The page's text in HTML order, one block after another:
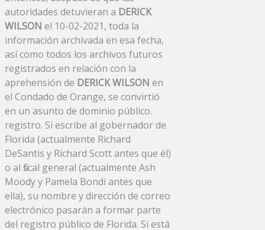
autoridades detuvieran a DERICK
WILSON el 10-02-2021, toda la
información archivada en esa fecha,
así como todos los archivos futuros
registrados en relación con la
aprehensión de DERICK WILSON en
el Condado de Orange, se convirtió
en un asunto de dominio público.
registro. Si escribe al gobernador de
Florida (actualmente Richard
DeSantis y Richard Scott antes que él)
o al fiscal general (actualmente Ash
Moody y Pamela Bondi antes que
ella), su nombre y dirección de correo
electrónico pasarán a formar parte
del registro público de Florida. Si está